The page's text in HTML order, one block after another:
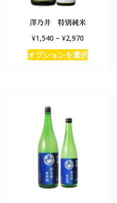
澤乃井 特別純米
¥1,540 –¥2,970
オプションを選択